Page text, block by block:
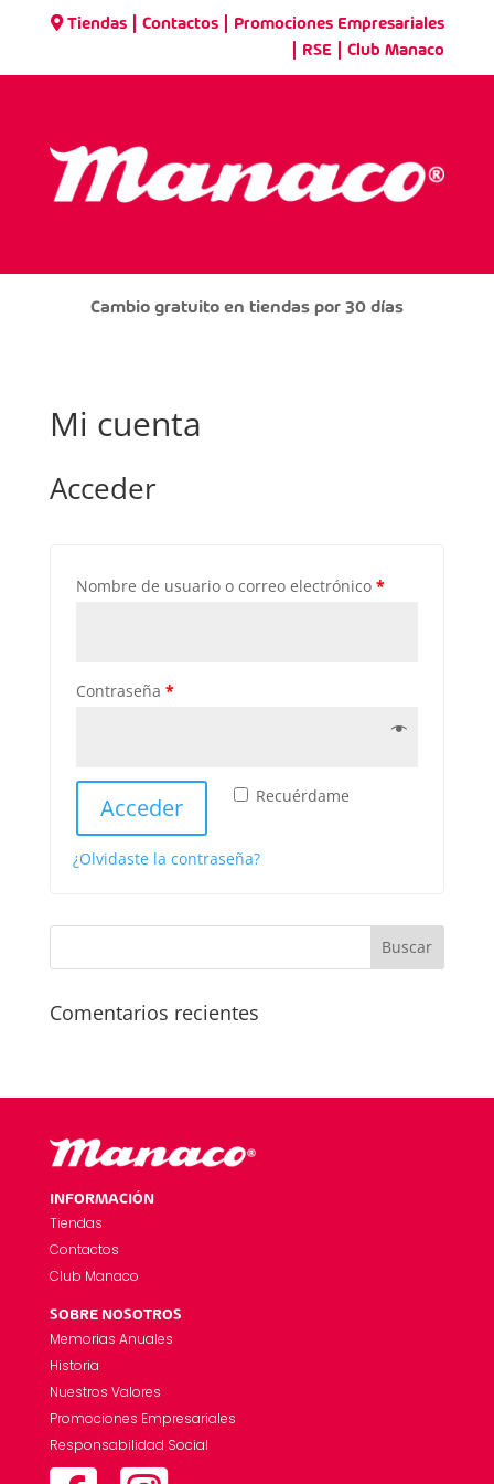
Tiendas |Contactos Promociones Empresariales
RSE |Club Manaco
Cambio gratuito en tiendas por 30 días
Mi cuenta
Acceder
Nombre de usuario o correo electrónico *
Contraseña *
Recuérdame
Acceder
¿Olvidaste la contraseña?
Comentarios recientes
INFORMACIÓN
Tiendas
Contactos
Club Manaco
SOBRE NOSOTROS
Memorias Anuales
Historia
Nuestros Valores
Promociones Empresariales
Responsabilidad Social